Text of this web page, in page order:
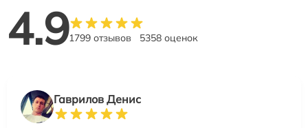
4.91799 отзывов 5358 оценок
Гаврилов Денис